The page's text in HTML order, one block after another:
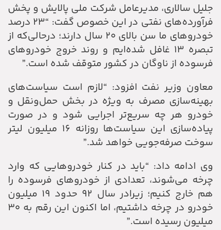
جلیل سالاری، مدیرعامل شرکت ملی پالایش و پخش
فرآورده‌های نفتی در این خصوص گفت: “۲۳ درصد
خودروهای ما سن بالای ۲۰ سال دارند؛ درحالی‌که از
تبصره ۱۳ غافل شده‌ایم و روند خروج خودروهای
فرسوده از ناوگان در کشور متوقف شده است.”
معاون وزیر نفت افزود: “لازم است سیاست‌های
بهینه‌سازی مصرف به ‎ویژه در بخش حمل‌ونقل و
خودرو هر چه سریع‌تر اجرایی شود و در صورت
پیاده‌سازی این سیاست‌ها روزانه ۱۶ میلیون لیتر
سوخت صرفه‌جویی خواهد شد.”
وی ادامه داد: “باید در کنار خودرو‌هایی که وارد
چرخه می‌شوند، تعدادی از خودرو‌های فرسوده را
هم خارج کنیم؛ زیرادر سال ۹۲ حدود ۱۹ میلیون
خودرو در چرخه داشتیم، اما اکنون این رقم به ۳۰
میلیون رسیده است.”